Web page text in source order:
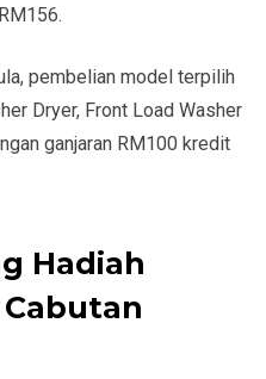
pembelian model terpilih
Dryer, Front Load Washer
ganjaran RM100 kredit
Hadiah